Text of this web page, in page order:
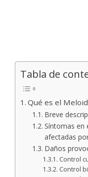
Tabla de
Qué es el
Breve
Síntomas en
afectadas
Daños
Control
Control